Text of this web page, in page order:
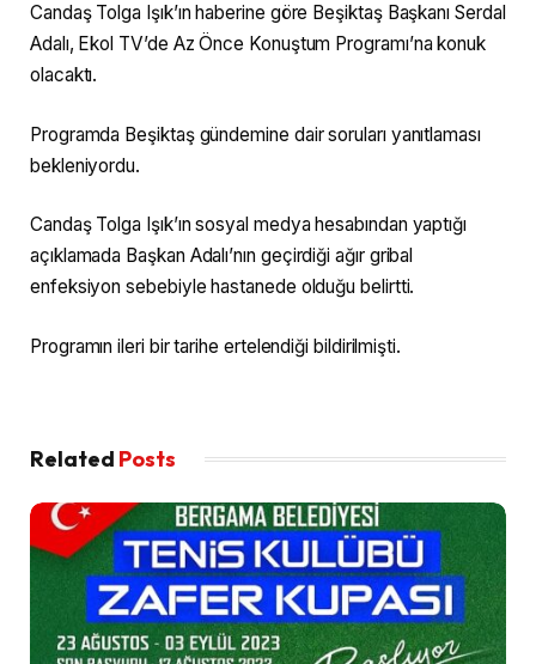
Candaş Tolga Işık’ın haberine göre Beşiktaş Başkanı Serdal
Adalı, Ekol TV’de Az Önce Konuştum Programı’na konuk
olacaktı.
Programda Beşiktaş gündemine dair soruları yanıtlaması
bekleniyordu.
Candaş Tolga Işık’ın sosyal medya hesabından yaptığı
açıklamada Başkan Adalı’nın geçirdiği ağır gribal
enfeksiyon sebebiyle hastanede olduğu belirtti.
Programın ileri bir tarihe ertelendiği bildirilmişti.
Related Posts